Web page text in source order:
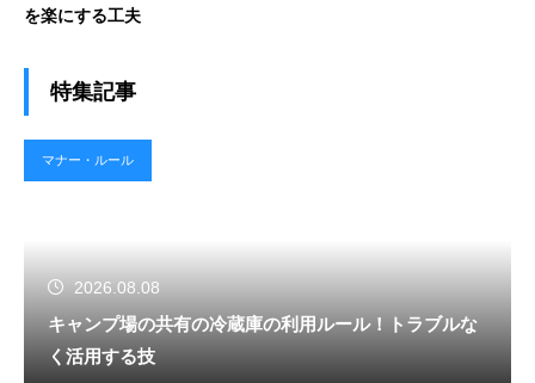
を楽にする工夫
特集記事
マナー・ルール
2026.08.08
キャンプ場の共有の冷蔵庫の利用ルール！トラブルな
く活用する技